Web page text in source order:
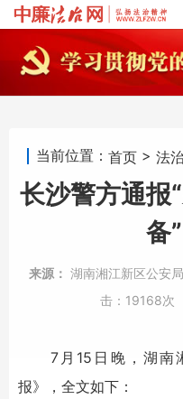
当前位置： 首页 > 法
长沙警方通报
备
来源： 湖南湘江新区公安局
击： 19168次
7月15日晚，湖南
报》，全文如下：